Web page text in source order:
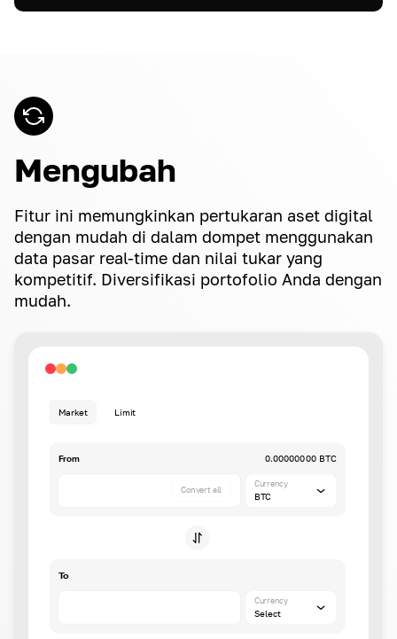
Mengubah
Fitur ini memungkinkan pertukaran aset digital
dengan mudah di dalam dompet menggunakan
data pasar real-time dan nilai tukar yang
kompetitif. Diversifikasi portofolio Anda dengan
mudah.
Market Limit
From 0.00000000 BTC
Convert all
Currency
BTC
To
Currency
Select